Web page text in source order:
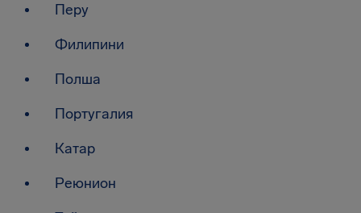
Перу
Филипини
Полша
Португалия
Катар
Реюнион